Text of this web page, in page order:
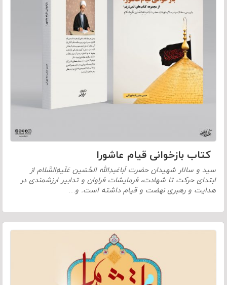
کتاب بازخوانی قیام عاشورا
سید و سالار شهیدان حضرت اَباعَبدِالله الحُسَین عَلَیهِ‌السَّلام از
ابتدای حرکت تا شهادت، فرمایشات فراوان و تدابیر ارزشمندی در
هدایت و رهبری نهضت و قیام داشته است. و…